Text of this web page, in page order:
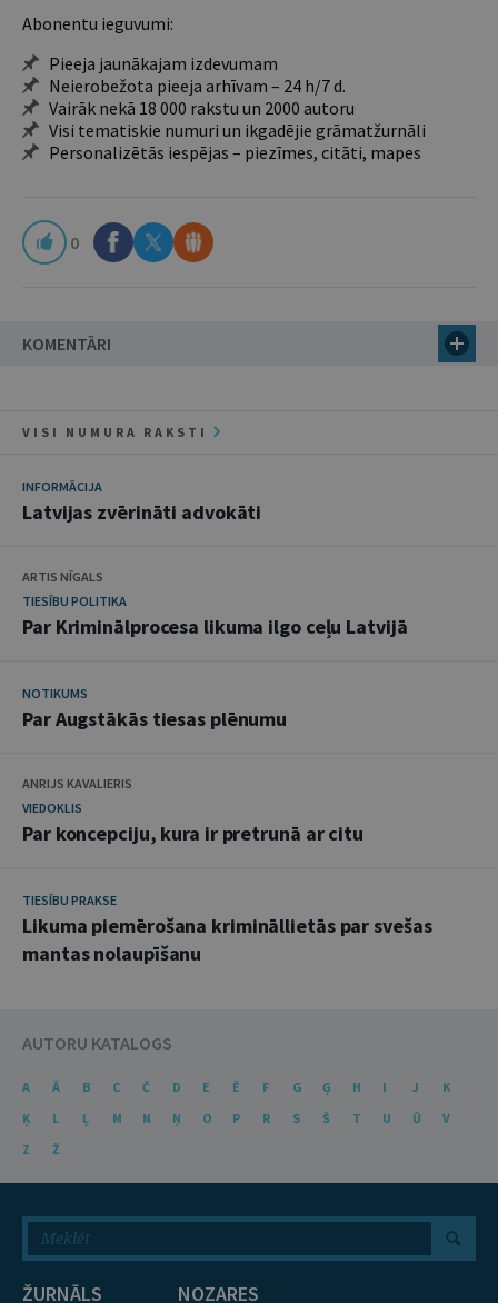
Abonentu ieguvumi:
Pieeja jaunākajam izdevumam
Neierobežota pieeja arhīvam – 24 h/7 d.
Vairāk nekā 18 000 rakstu un 2000 autoru
Visi tematiskie numuri un ikgadējie grāmatžurnāli
Personalizētās iespējas – piezīmes, citāti, mapes
0
KOMENTĀRI
VISI NUMURA RAKSTI
INFORMĀCIJA
Latvijas zvērināti advokāti
ARTIS NĪGALS
TIESĪBU POLITIKA
Par Kriminālprocesa likuma ilgo ceļu Latvijā
NOTIKUMS
Par Augstākās tiesas plēnumu
ANRIJS KAVALIERIS
VIEDOKLIS
Par koncepciju, kura ir pretrunā ar citu
TIESĪBU PRAKSE
Likuma piemērošana krimināllietās par svešas
mantas nolaupīšanu
AUTORU KATALOGS
A Ā B C Č D E Ē F G Ģ H I J
K
Ķ
L Ļ M N Ņ O P R S Š T U Ū
V
Z
Ž
ŽURNĀLS NOZARES